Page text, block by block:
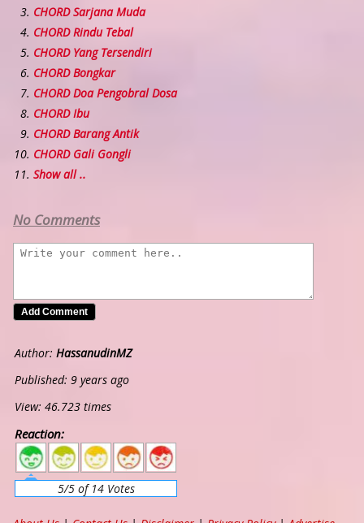
CHORD Sarjana Muda
CHORD Rindu Tebal
CHORD Yang Tersendiri
CHORD Bongkar
CHORD Doa Pengobral Dosa
CHORD Ibu
CHORD Barang Antik
CHORD Gali Gongli
Show all ..
No Comments
Author: HassanudinMZ
Published: 9 years ago
View: 46.723 times
Reaction:
5 4 3 2 1
5/5 of 14 Votes